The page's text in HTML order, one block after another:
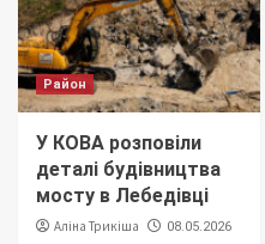
Район
У КОВА розповіли
деталі будівництва
мосту в Лебедівці
Аліна Трикіша 08.05.2026